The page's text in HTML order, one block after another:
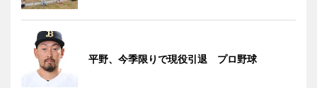
平野、今季限りで現役引退 プロ野球